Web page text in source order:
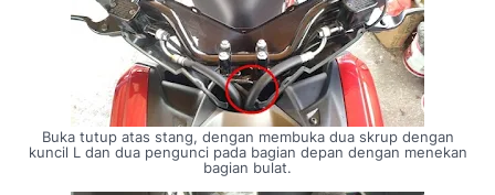
Buka tutup atas stang, dengan membuka dua skrup dengan
kuncil L dan dua pengunci pada bagian depan dengan menekan
bagian bulat.